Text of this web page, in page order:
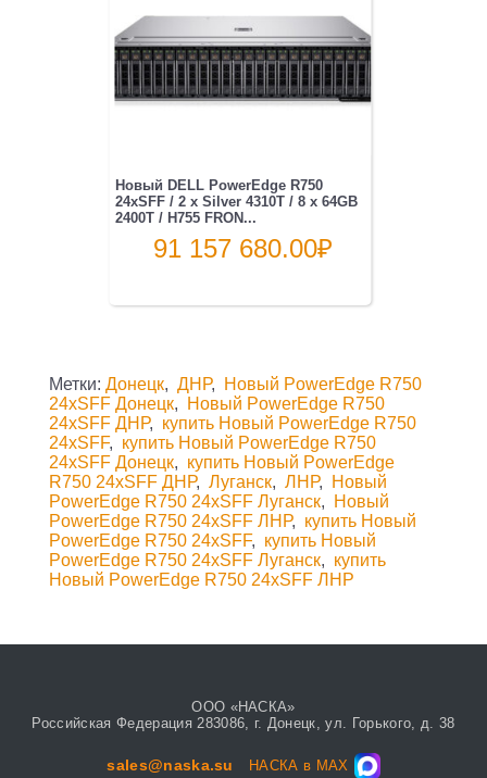
Новый DELL PowerEdge R750
24xSFF / 2 x Silver 4310T / 8 x 64GB
2400T / H755 FRON...
91 157 680.00₽
Метки: Донецк, ДНР,
Новый PowerEdge R750
24xSFF Донецк,
Новый PowerEdge R750
24xSFF ДНР, купить Новый PowerEdge R750
24xSFF, купить Новый PowerEdge R750
24xSFF Донецк, купить Новый PowerEdge
R750 24xSFF ДНР, Луганск, ЛНР,
Новый
PowerEdge R750 24xSFF Луганск,
Новый
PowerEdge R750 24xSFF ЛНР, купить Новый
PowerEdge R750 24xSFF, купить Новый
PowerEdge R750 24xSFF Луганск, купить
Новый PowerEdge R750 24xSFF ЛНР
ООО «НАСКА»
Российская Федерация 283086, г. Донецк, ул. Горького, д. 38
sales@naska.su НАСКА в MAX